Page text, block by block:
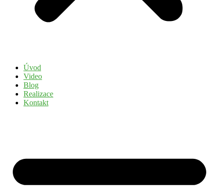
Úvod
Video
Blog
Realizace
Kontakt